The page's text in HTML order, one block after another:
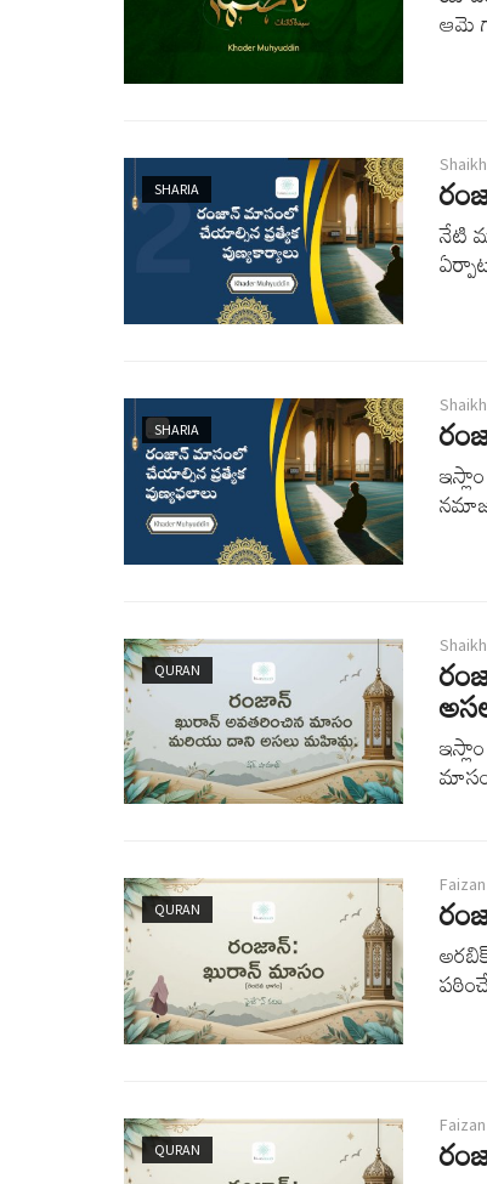
ఆమె
SHARIA
నేటి
SHARIA
QURAN
QURAN
QURAN